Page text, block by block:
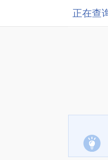
正在查